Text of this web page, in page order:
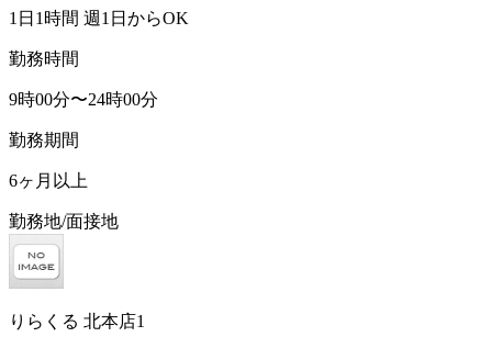
1日1時間 週1日からOK
勤務時間
9時00分〜24時00分
勤務期間
6ヶ月以上
勤務地/面接地
りらくる 北本店1